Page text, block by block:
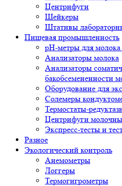
Центрифуги
Шейкеры
Штативы
Пищевая промышленность
pH-метры для
Анализаторы молока
Анализаторы
бакобсемененности
Оборудование для
Солемеры
Термостаты-
Центрифуги
Экспресс-тесты и
Разное
Экологический контроль
Анемометры
Логгеры
Термогигрометры